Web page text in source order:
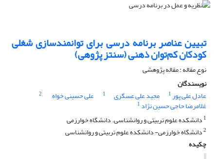
تبیین عناصر برنامه درسی برای توانمندسازی شغلی
کودکان کم‌توان ذهنی (سنتز پژوهی)
نوع مقاله : مقاله پژوهشی
نویسندگان
عادل علی پور1 مجید علی عسگری 1 علی حسینی خواه 2
غلامرضا حاجی حسین نژاد 1
1 دانشکده علوم تربیتی و روانشناسی. دانشگاه خوارزمی
2دانشگاه خوارزمی- دانشکده علوم تربیتی و روانشناسی
چکیده